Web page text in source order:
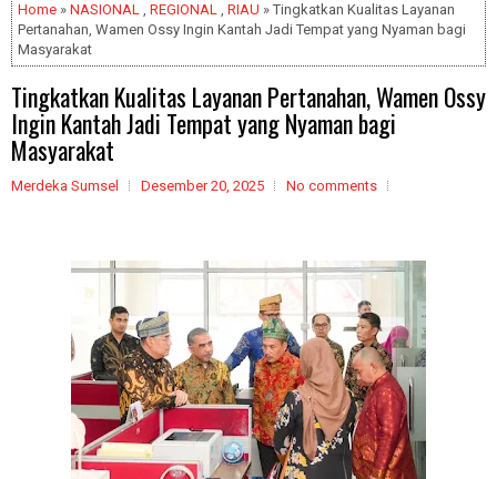
Home » NASIONAL , REGIONAL , RIAU » Tingkatkan Kualitas Layanan
Pertanahan, Wamen Ossy Ingin Kantah Jadi Tempat yang Nyaman bagi
Masyarakat
Tingkatkan Kualitas Layanan Pertanahan, Wamen Ossy
Ingin Kantah Jadi Tempat yang Nyaman bagi
Masyarakat
Merdeka Sumsel Desember 20, 2025 No comments